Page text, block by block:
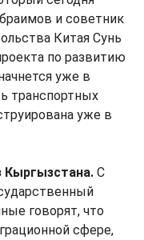
и советник
Китая Сунь
по развитию
уже в
транспортных
уже в
Кыргызстана. С
говорят, что
сфере,